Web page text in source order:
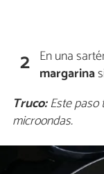
2 En una
margarina
Truco:Este paso
microondas.